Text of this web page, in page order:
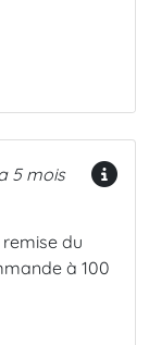
5 mois
du
à 100